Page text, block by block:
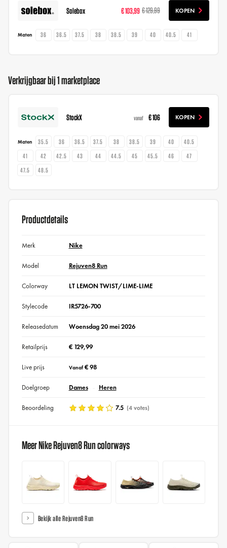
Solebox € 103,99 € 129,99 KOPEN
Maten 36 36.5 37.5 38 38.5 39 40 40.5 41
Verkrijgbaar bij 1 marketplace
StockX vanaf € 106 KOPEN
Maten 35.5 36 36.5 37.5 38 38.5 39 40
40.5
41
42 42.5 43 44 44.5 45 45.5 46
47
47.5
48.5
Productdetails
Merk Nike
Model Rejuven8 Run
Colorway LT LEMON TWIST/LIME-LIME
Stylecode IR5726-700
Releasedatum Woensdag 20 mei 2026
Retailprijs € 129,99
Live prijs Vanaf€ 98
Doelgroep Dames Heren
Beoordeling 7.5 (4 votes)
Meer Nike Rejuven8 Run colorways
Bekijk alle Rejuven8 Run